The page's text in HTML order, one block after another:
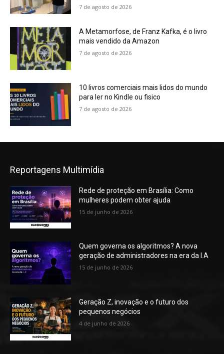
7 de agosto de 2026
A Metamorfose, de Franz Kafka, é o livro
mais vendido da Amazon
7 de agosto de 2026
10 livros comerciais mais lidos do mundo
para ler no Kindle ou fisico
7 de agosto de 2026
Reportagens Multimídia
Rede de proteção em Brasília: Como
mulheres podem obter ajuda
15 de junho de 2026
Quem governa os algoritmos? A nova
geração de administradores na era da I.A
15 de junho de 2026
Geração Z, inovação e o futuro dos
pequenos negócios
4 de junho de 2026